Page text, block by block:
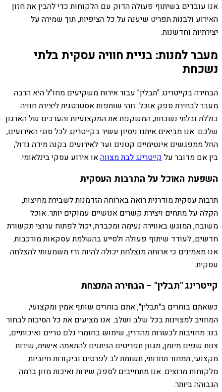
אנו עובדים בשיתוף פעולה הדוק עם הלקוחות כדי להבין את חזון
האירוע ולבנות תפריט שיענה על כל הציפיות, תוך שמירה על
יצירתיות וחדשנות.
מעבר למנות: בניית חוויה עסקית בלתי
נשכחת
הבחירה בקייטרינג "תבלין" עבור אירוח משקיעים מחו"ל היא הרבה
מעבר לבחירת ספק אוכל. זוהי שותפות אסטרטגית ליצירת חוויה
כוללת ובלתי נשכחת, המשקפת את המקצועיות והערכים של הארגון
שלכם. אנו מביאים איתנו ניסיון עשיר בקייטרינג לכל סוגי האירועים,
החל ממפגשים אינטימיים קטנים ועד לאירועים בקנה מידה גדול,
בין אם מדובר עלקייטרינג לבת מצווהאו אירוע עסקי בינלאומי.
השפעת האוכל על התרבות העסקית
תרבות עסקית מודרנית רואה בארוחה הזדמנות לשבירת מחיצות,
הקלה על מתחים ויצירת קשרים אנושיים עמוקים יותר. אוכל
משובח, המוגש באווירה נעימה ומכבדת, יכול לפתוח ערוצי תקשורת
חדשים, לעודד שיתוף פעולה ולסייע בהשלמת עסקאות מורכבות.
אנו מאמינים כי ארוחה מוצלחת יכולה להיות זרז משמעותי להצלחה
עסקית.
קייטרינג "תבלין" – הבחירה המנצחת
כשאתם בוחרים ב"תבלין", אתם בוחרים שותף אמין ומקצועי,
המחויב למצוינות בכל שלב ושלב. אנו מציעים את כל הסיבות לבחור
בנו: מחויבות לכשרות מהדרין, שימוש בחומרי גלם טריים ואיכותיים,
צוות שפים מיומן, מגוון תפריטים הניתנים להתאמה אישית, שירות
מקצועי, תמחור תחרותי, תשומת לב לפרטים וביקורות חיוביות
מלקוחות מרוצים. אנו מתחייבים לספק שירות ואיכות מזון ברמה
הגבוהה ביותר.